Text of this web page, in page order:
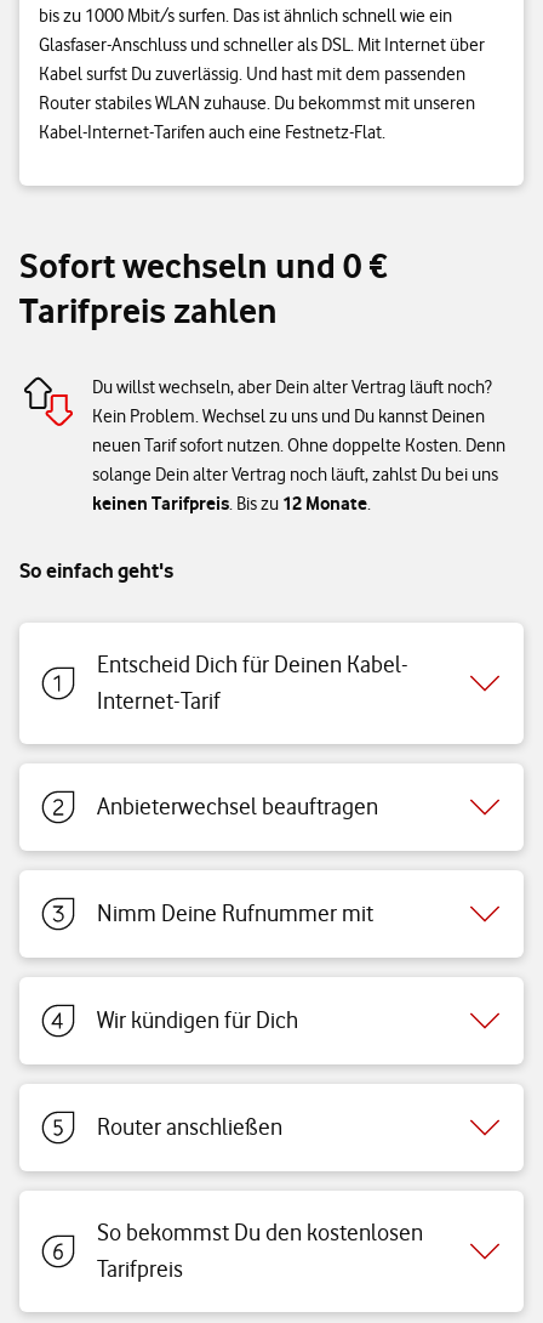
bis zu 1000 Mbit/s surfen. Das ist ähnlich schnell wie ein
Glasfaser-Anschluss und schneller als DSL. Mit Internet über
Kabel surfst Du zuverlässig. Und hast mit dem passenden
Router stabiles WLAN zuhause. Du bekommst mit unseren
Kabel-Internet-Tarifen auch eine Festnetz-Flat.
Sofort wechseln und 0 €
Tarifpreis zahlen
Du willst wechseln, aber Dein alter Vertrag läuft noch?
Kein Problem. Wechsel zu uns und Du kannst Deinen
neuen Tarif sofort nutzen. Ohne doppelte Kosten. Denn
solange Dein alter Vertrag noch läuft, zahlst Du bei uns
keinen Tarifpreis. Bis zu 12 Monate.
So einfach geht's
Entscheid Dich für Deinen Kabel-
Internet-Tarif
Anbieterwechsel beauftragen
Nimm Deine Rufnummer mit
Wir kündigen für Dich
Router anschließen
So bekommst Du den kostenlosen
Tarifpreis